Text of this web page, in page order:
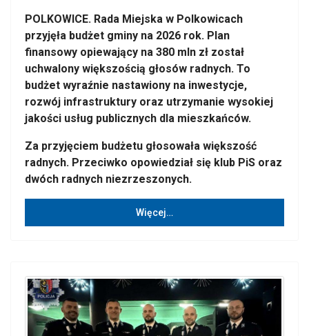
POLKOWICE. Rada Miejska w Polkowicach
przyjęła budżet gminy na 2026 rok. Plan
finansowy opiewający na 380 mln zł został
uchwalony większością głosów radnych. To
budżet wyraźnie nastawiony na inwestycje,
rozwój infrastruktury oraz utrzymanie wysokiej
jakości usług publicznych dla mieszkańców.
Za przyjęciem budżetu głosowała większość
radnych. Przeciwko opowiedział się klub PiS oraz
dwóch radnych niezrzeszonych.
Więcej…